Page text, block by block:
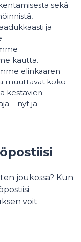
sekä
ja
kautta.
elinkaaren
muuttavat koko
kestävien
nyt ja
joukossa? Kun
voit